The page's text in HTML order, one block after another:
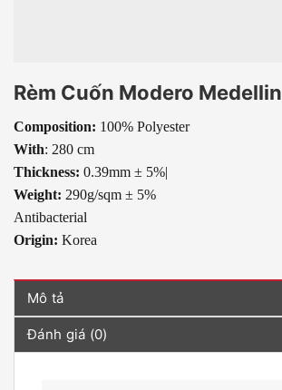
Rèm Cuốn Modero Medellin
Composition: 100% Polyester
With: 280 cm
Thickness: 0.39mm ± 5%|
Weight: 290g/sqm ± 5%
Antibacterial
Origin: Korea
Mô tả
Đánh giá (0)